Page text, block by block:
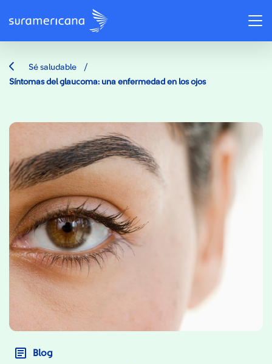
Sé saludable /
Síntomas del glaucoma: una enfermedad en los ojos
Blog